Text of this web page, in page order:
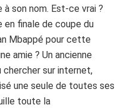
son nom. Est-ce vrai ?
en finale de coupe du
Mbappé pour cette
amie ? Un ancienne
chercher sur internet,
une seule de toutes ses
toute la